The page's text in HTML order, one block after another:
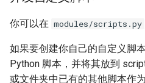
你可以在 modules/scripts.py
如果要创建你自己的自定义脚
Python 脚本，并将其放到
或文件夹中已有的其他脚本作为